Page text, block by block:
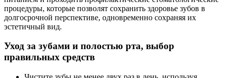
процедуры, которые позволят сохранить здоровье зубов в
долгосрочной перспективе, одновременно сохраняя их
эстетичный вид.
Уход за зубами и полостью рта, выбор
правильных средств